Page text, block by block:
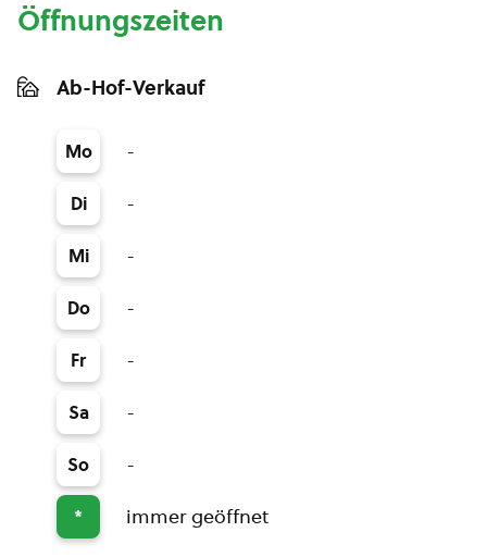
Öffnungszeiten
Ab-Hof-Verkauf
Mo -
Di -
Mi -
Do -
Fr -
Sa -
So -
* immer geöffnet